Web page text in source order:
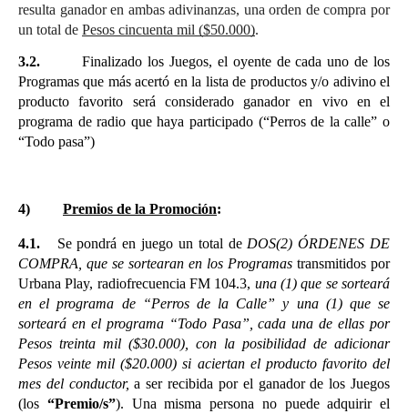
resulta ganador en ambas adivinanzas, una orden de compra por
un total de Pesos cincuenta mil ($50.000).
3.2.
Finalizado los Juegos, el oyente de cada uno de los
Programas que más acertó en la lista de productos y/o adivino el
producto favorito será considerado ganador en vivo en el
programa de radio que haya participado (“Perros de la calle” o
“Todo pasa”)
4) Premios de la Promoción:
4.1. Se pondrá en juego un total de DOS(2) ÓRDENES DE
COMPRA, que se sortearan en los Programas transmitidos por
Urbana Play, radiofrecuencia FM 104.3, una (1) que se sorteará
en el programa de “Perros de la Calle” y una (1) que se
sorteará en el programa “Todo Pasa”, cada una de ellas por
Pesos treinta mil ($30.000), con la posibilidad de adicionar
Pesos veinte mil ($20.000) si aciertan el producto favorito del
mes del conductor, a ser recibida por el ganador de los Juegos
(los “Premio/s”). Una misma persona no puede adquirir el